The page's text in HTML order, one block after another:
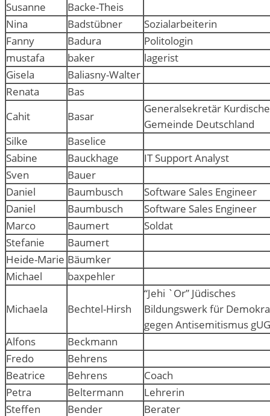
Susanne
Backe-Theis
Nina
Badstübner
Sozialarbeiterin
Fanny
Badura
Politologin
mustafa
baker
lagerist
Gisela
Baliasny-Walter
Renata
Bas
Cahit
Basar
Generalsekretär Kurdische
Gemeinde Deutschland
Silke
Baselice
Sabine
Bauckhage
IT Support Analyst
Sven
Bauer
Daniel
Baumbusch
Software Sales Engineer
Daniel
Baumbusch
Software Sales Engineer
Marco
Baumert
Soldat
Stefanie
Baumert
Heide-Marie Bäumker
Michael
baxpehler
Michaela Bechtel-Hirsh
“Jehi `Or” Jüdisches
Bildungswerk für
gegen Antisemitismus gUG
Alfons
Beckmann
Fredo
Behrens
Beatrice
Behrens
Coach
Petra
Beltermann
Lehrerin
Steffen
Bender
Berater